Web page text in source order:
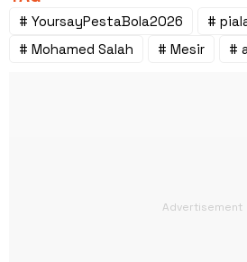
# YoursayPestaBola2026
#
# Mohamed Salah
# Mesir #